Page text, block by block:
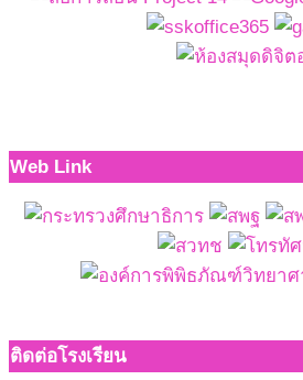
Web Link
ติดต่อโรงเรียน